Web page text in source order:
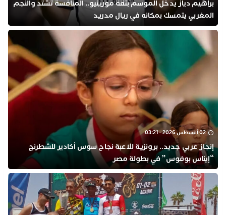
براهيم دياز يدخل الموسم بثقة مورينيو.. المنافسة تشتد والنجم
المغربي يتمسك بمكانه في ريال مدريد
02 أغسطس 2026 - 03:21
إنجاز عربي جديد.. برونزية للاعبة نجاح سوس أكادير للشطرنج
“إيناس بوفوس” في بطولة مصر